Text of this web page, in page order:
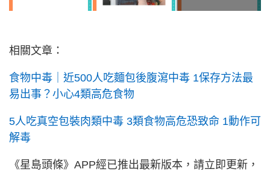
相關文章：
食物中毒｜近500人吃麵包後腹瀉中毒 1保存方法最
易出事？小心4類高危食物
5人吃真空包裝肉類中毒 3類食物高危恐致命 1動作可
解毒
《星島頭條》APP經已推出最新版本，請立即更新，